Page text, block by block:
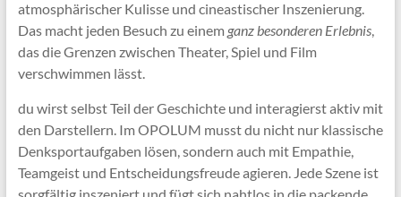
atmosphärischer Kulisse und cineastischer Inszenierung.
Das macht jeden Besuch zu einem ganz besonderen Erlebnis,
das die Grenzen zwischen Theater, Spiel und Film
verschwimmen lässt.
du wirst selbst Teil der Geschichte und interagierst aktiv mit
den Darstellern. Im OPOLUM musst du nicht nur klassische
Denksportaufgaben lösen, sondern auch mit Empathie,
Teamgeist und Entscheidungsfreude agieren. Jede Szene ist